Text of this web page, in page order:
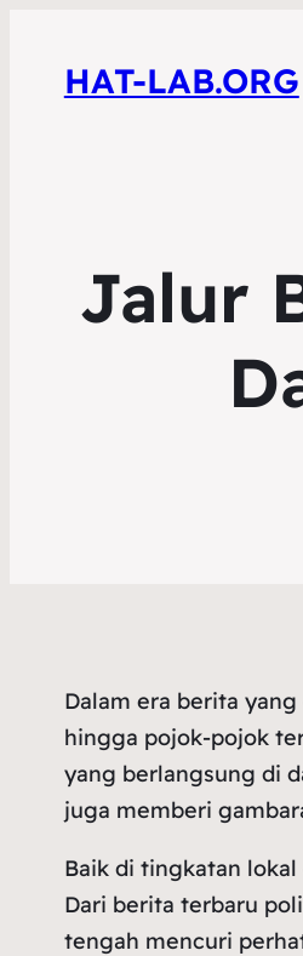
HAT-LAB.ORG
Jalur
Dalam era berita
hingga pojok-pojok
yang berlangsung di
juga memberi
Baik di tingkatan
Dari berita terbaru
tengah mencuri